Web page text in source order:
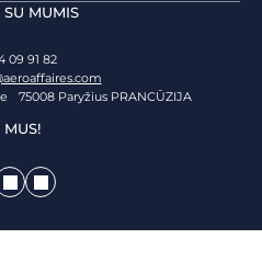
SU MUMIS
09 91 82
75008 Paryžius PRANCŪZIJA
MUS!